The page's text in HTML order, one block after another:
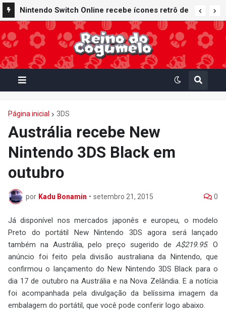
Nintendo Switch Online recebe ícones retrô de
Mario Paint (SNES) e Mario Kart: Super Circuit
(GBA)
Página inicial 3DS
Austrália recebe New
Nintendo 3DS Black em
outubro
por Kadu Bonamin • setembro 21, 2015 0
Já disponível nos mercados japonês e europeu, o modelo
Preto do portátil New Nintendo 3DS agora será lançado
também na Austrália, pelo preço sugerido deA$219.95. O
anúncio foi feito pela divisão australiana da Nintendo, que
confirmou o lançamento do New Nintendo 3DS Black para o
dia 17 de outubro na Austrália e na Nova Zelândia. E a notícia
foi acompanhada pela divulgação da belíssima imagem da
embalagem do portátil, que você pode conferir logo abaixo.